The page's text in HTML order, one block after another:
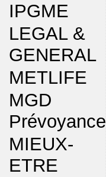
IPGME
LEGAL &
GENERAL
METLIFE
MGD
Prévoyance
MIEUX-
ETRE